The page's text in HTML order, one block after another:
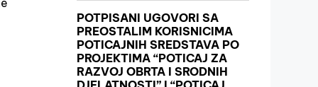
POTPISANI UGOVORI SA
PREOSTALIM KORISNICIMA
POTICAJNIH SREDSTAVA PO
PROJEKTIMA “POTICAJ ZA
RAZVOJ OBRTA I SRODNIH